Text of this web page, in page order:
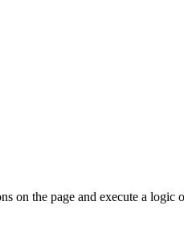
on the page and execute a